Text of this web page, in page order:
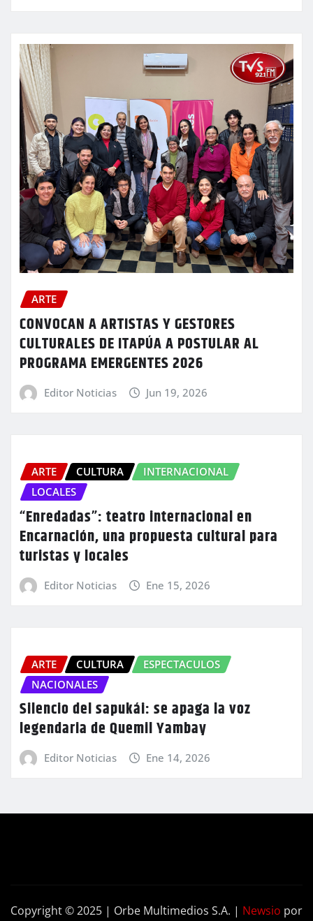
ARTE
CONVOCAN A ARTISTAS Y GESTORES
CULTURALES DE ITAPÚA A POSTULAR AL
PROGRAMA EMERGENTES 2026
Editor Noticias Jun 19, 2026
ARTE CULTURA
INTERNACIONAL
LOCALES
“Enredadas”: teatro internacional en
Encarnación, una propuesta cultural para
turistas y locales
Editor Noticias Ene 15, 2026
ARTE CULTURA
ESPECTACULOS
NACIONALES
Silencio del sapukái: se apaga la voz
legendaria de Quemil Yambay
Editor Noticias Ene 14, 2026
Copyright © 2025 | Orbe Multimedios S.A. | Newsio por